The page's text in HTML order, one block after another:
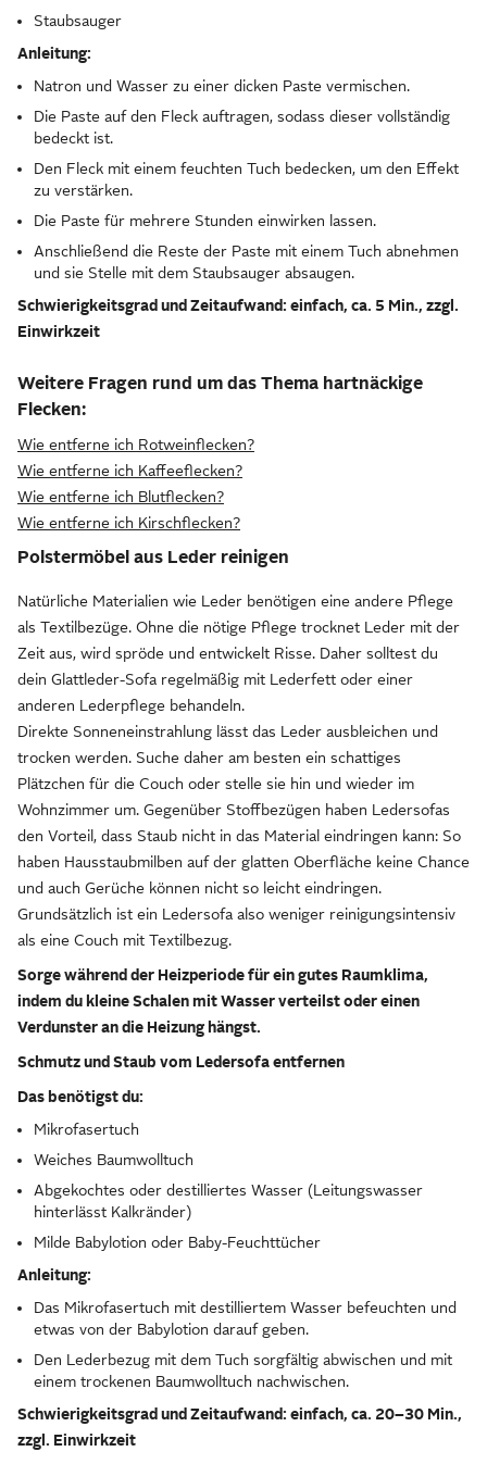
Staubsauger
Anleitung:
Natron und Wasser zu einer dicken Paste vermischen.
Die Paste auf den Fleck auftragen, sodass dieser vollständig
bedeckt ist.
Den Fleck mit einem feuchten Tuch bedecken, um den Effekt
zu verstärken.
Die Paste für mehrere Stunden einwirken lassen.
Anschließend die Reste der Paste mit einem Tuch abnehmen
und sie Stelle mit dem Staubsauger absaugen.
Schwierigkeitsgrad und Zeitaufwand: einfach, ca. 5 Min., zzgl.
Einwirkzeit
Weitere Fragen rund um das Thema hartnäckige
Flecken:
Wie entferne ich Rotweinflecken?
Wie entferne ich Kaffeeflecken?
Wie entferne ich Blutflecken?
Wie entferne ich Kirschflecken?
Polstermöbel aus Leder reinigen
Natürliche Materialien wie Leder benötigen eine andere Pflege
als Textilbezüge. Ohne die nötige Pflege trocknet Leder mit der
Zeit aus, wird spröde und entwickelt Risse. Daher solltest du
dein Glattleder-Sofa regelmäßig mit Lederfett oder einer
anderen Lederpflege behandeln.
Direkte Sonneneinstrahlung lässt das Leder ausbleichen und
trocken werden. Suche daher am besten ein schattiges
Plätzchen für die Couch oder stelle sie hin und wieder im
Wohnzimmer um. Gegenüber Stoffbezügen haben Ledersofas
den Vorteil, dass Staub nicht in das Material eindringen kann: So
haben Hausstaubmilben auf der glatten Oberfläche keine Chance
und auch Gerüche können nicht so leicht eindringen.
Grundsätzlich ist ein Ledersofa also weniger reinigungsintensiv
als eine Couch mit Textilbezug.
Sorge während der Heizperiode für ein gutes Raumklima,
indem du kleine Schalen mit Wasser verteilst oder einen
Verdunster an die Heizung hängst.
Schmutz und Staub vom Ledersofa entfernen
Das benötigst du:
Mikrofasertuch
Weiches Baumwolltuch
Abgekochtes oder destilliertes Wasser (Leitungswasser
hinterlässt Kalkränder)
Milde Babylotion oder Baby-Feuchttücher
Anleitung:
Das Mikrofasertuch mit destilliertem Wasser befeuchten und
etwas von der Babylotion darauf geben.
Den Lederbezug mit dem Tuch sorgfältig abwischen und mit
einem trockenen Baumwolltuch nachwischen.
Schwierigkeitsgrad und Zeitaufwand: einfach, ca. 20–30 Min.,
zzgl. Einwirkzeit